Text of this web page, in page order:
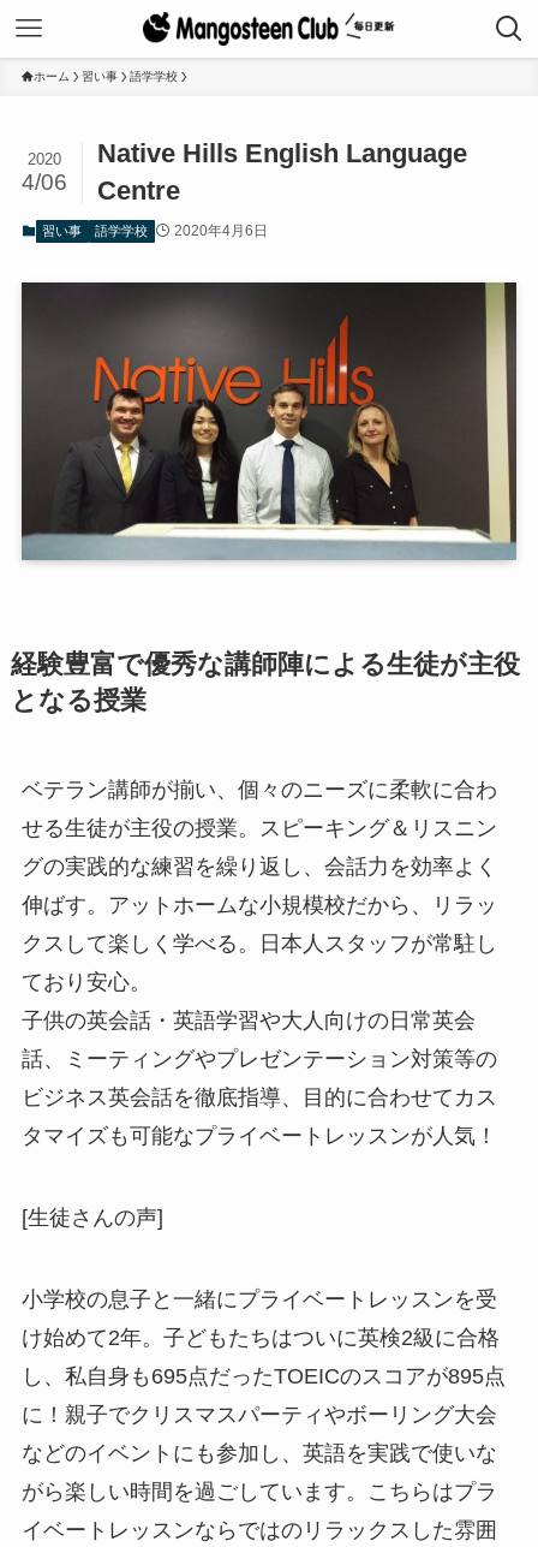
ホーム 習い事 語学学校
Native Hills English Language
Centre
2020
4/06
習い事 語学学校 2020年4月6日
経験豊富で優秀な講師陣による生徒が主役
となる授業
ベテラン講師が揃い、個々のニーズに柔軟に合わ
せる生徒が主役の授業。スピーキング＆リスニン
グの実践的な練習を繰り返し、会話力を効率よく
伸ばす。アットホームな小規模校だから、リラッ
クスして楽しく学べる。日本人スタッフが常駐し
ており安心。
子供の英会話・英語学習や大人向けの日常英会
話、ミーティングやプレゼンテーション対策等の
ビジネス英会話を徹底指導、目的に合わせてカス
タマイズも可能なプライベートレッスンが人気！
[生徒さんの声]
小学校の息子と一緒にプライベートレッスンを受
け始めて2年。子どもたちはついに英検2級に合格
し、私自身も695点だったTOEICのスコアが895点
に！親子でクリスマスパーティやボーリング大会
などのイベントにも参加し、英語を実践で使いな
がら楽しい時間を過ごしています。こちらはプラ
イベートレッスンならではのリラックスした雰囲